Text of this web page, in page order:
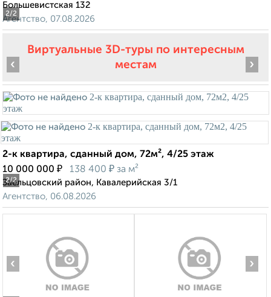
2/2
Большевистская 132
Агентство, 07.08.2026
Виртуальные 3D-туры по интересным
местам
2/2
‹ ›
2-к квартира, сданный дом, 72м², 4/25 этаж
10 000 000 ₽ 138 400 ₽ за м²
Заельцовский район, Кавалерийская 3/1
Агентство, 06.08.2026
‹ ›